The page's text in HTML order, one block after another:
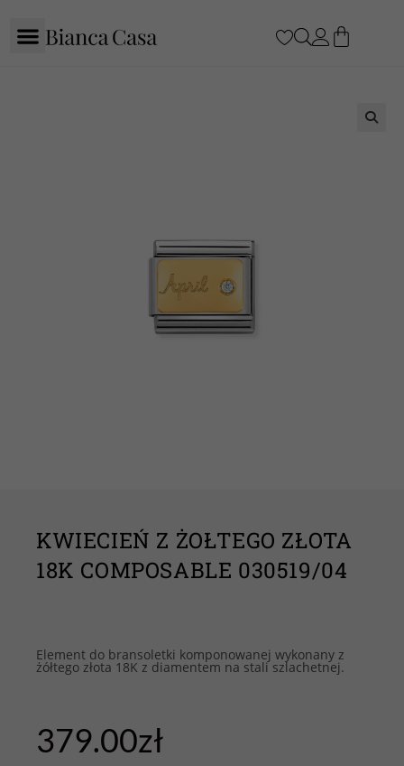
KWIECIEŃ Z ŻOŁTEGO ZŁOTA
18K COMPOSABLE 030519/04
Element do bransoletki komponowanej wykonany z
żółtego złota 18K z diamentem na stali szlachetnej.
379.00zł